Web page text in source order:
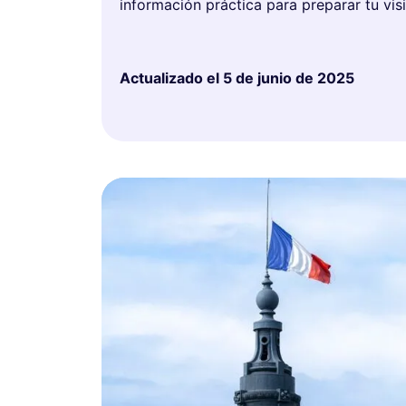
información práctica para preparar tu
Actualizado el 5 de junio de 2025